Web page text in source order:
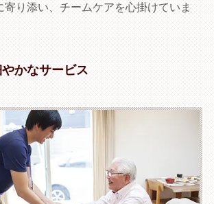
寄り添い、チームケアを心掛けていま
かなサービス